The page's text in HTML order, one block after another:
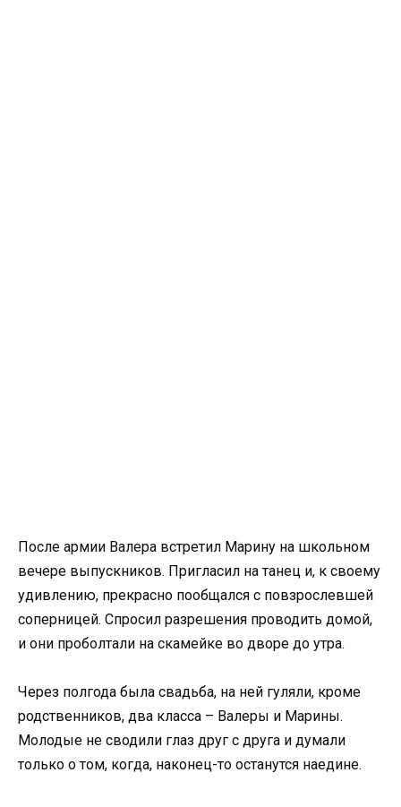
После армии Валера встретил Марину на школьном
вечере выпускников. Пригласил на танец и, к своему
удивлению, прекрасно пообщался с повзрослевшей
соперницей. Спросил разрешения проводить домой,
и они проболтали на скамейке во дворе до утра.
Через полгода была свадьба, на ней гуляли, кроме
родственников, два класса – Валеры и Марины.
Молодые не сводили глаз друг с друга и думали
только о том, когда, наконец-то останутся наедине.